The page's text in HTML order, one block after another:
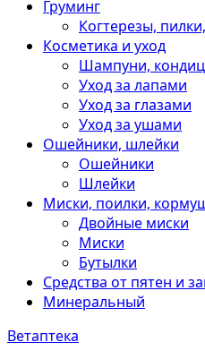
Груминг
Когтерезы,
Косметика и уход
Шампуни,
Уход за лапами
Уход за глазами
Уход за ушами
Ошейники, шлейки
Ошейники
Шлейки
Миски, поилки,
Двойные миски
Миски
Бутылки
Средства от пятен и
Минеральный
Ветаптека